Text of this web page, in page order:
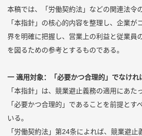
本稿では、「労働契約法」などの関連法令
「本指針」の核心的内容を整理し、企業が
界を明確に把握し、営業上の利益と従業員
を図るための参考とするものである。
一 適用対象：「必要かつ合理的」でなけれ
「本指針」は、競業避止義務の適用にあた
「必要かつ合理的」であることを前提とす
いる。
「労働契約法」第24条によれば、競業避止